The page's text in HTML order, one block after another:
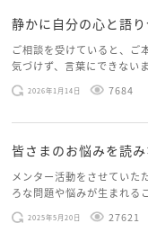
静かに自分の心と語
ご相談を受けていると、ご
気づけず、言葉にできない
ースがありますお悩みとい
層心理）に触れることで、
2026年1月14日 7684
皆さまのお悩みを読み
メンター活動をさせていた
ろな問題や悩みが生まれる
のお悩みを読みながら 「
だけじゃないんだな」と、
2025年5月20日 27621